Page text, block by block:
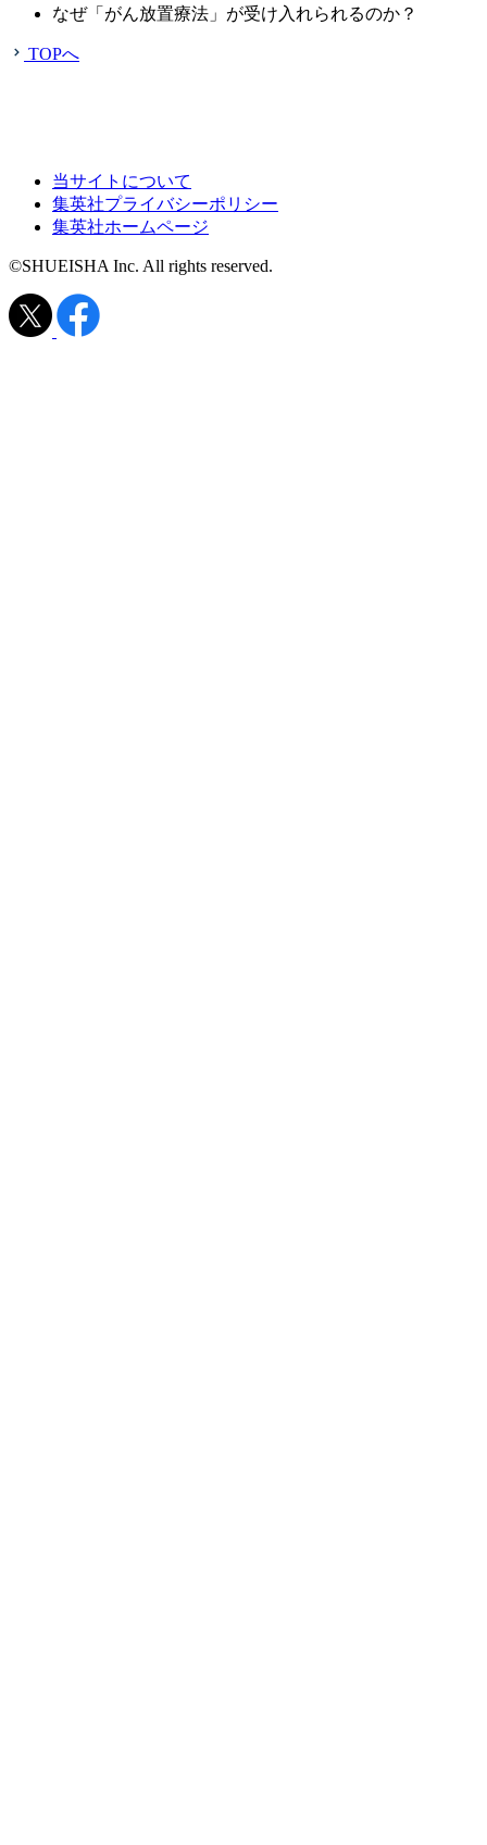
なぜ「がん放置療法」が受け入れられるのか？
TOPへ
当サイトについて
集英社プライバシーポリシー
集英社ホームページ
©SHUEISHA Inc. All rights reserved.